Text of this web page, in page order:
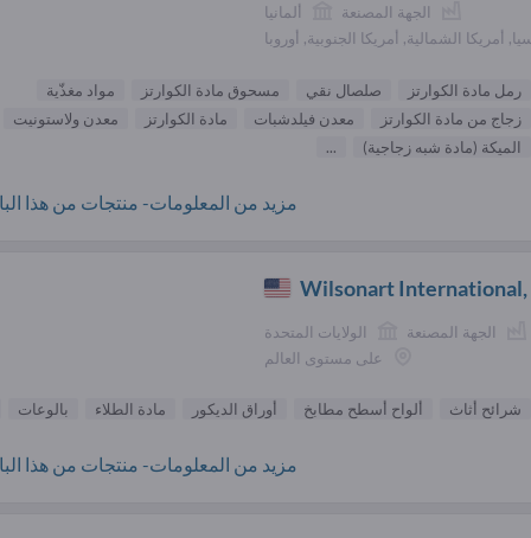
الجهة المصنعة
ألمانيا
أمريكا الشمالية, أمريكا الجنوبية, أوروبا
رمل مادة الكوارتز صلصال نقي مسحوق مادة الكوارتز
مواد مغذّية
زجاج من مادة الكوارتز
معدن فيلدشبات مادة الكوارتز
معدن ولاستونيت
الميكة (مادة شبه زجاجية)
...
مزيد من المعلومات- منتجات من هذا
Wilsonart International,
الجهة المصنعة
الولايات المتحدة
على مستوى العالم
شرائح أثاث ألواح أسطح مطابخ أوراق الديكور مادة الطلاء بالوعات
مزيد من المعلومات- منتجات من هذا